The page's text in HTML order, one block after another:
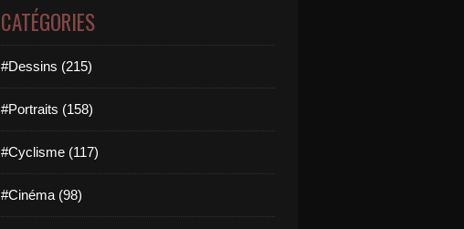
CATÉGORIES
#Dessins (215)
#Portraits (158)
#Cyclisme (117)
#Cinéma (98)